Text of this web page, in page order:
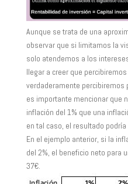
Aunque se trata de una
observar que si limitamos la
solo atendemos a los
llegar a creer que
verdaderamente percibiremos
es importante mencionar que
inflación del 1% que una
en tal caso, el resultado
En el ejemplo anterior, si la
del 2%, el beneficio neto para
37€.